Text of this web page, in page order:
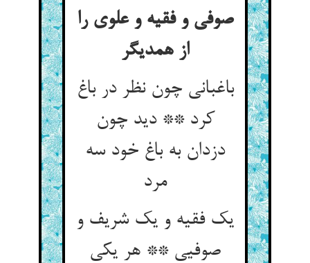
صوفی و فقیه و علوی را
از همدیگر
باغبانی چون نظر در باغ
کرد ** دید چون
دزدان به باغ خود سه
مرد
یک فقیه و یک شریف و
صوفیی ** هر یکی